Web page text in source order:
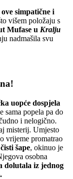
ove simpatične i
višem položaju s
Mufase u Kralju
nadmašila svu
uopće dospjela
sama popela pa do
i nelogično.
misterij. Umjesto
vrijeme promatrao
šape, okinuo je
osobna
dolutala iz jednog